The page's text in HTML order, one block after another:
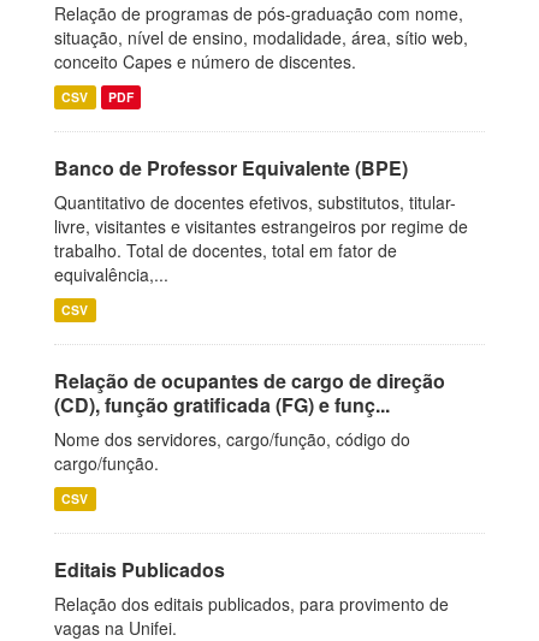
Relação de programas de pós-graduação com nome,
situação, nível de ensino, modalidade, área, sítio web,
conceito Capes e número de discentes.
CSV PDF
Banco de Professor Equivalente (BPE)
Quantitativo de docentes efetivos, substitutos, titular-
livre, visitantes e visitantes estrangeiros por regime de
trabalho. Total de docentes, total em fator de
equivalência,...
CSV
Relação de ocupantes de cargo de direção
(CD), função gratificada (FG) e funç...
Nome dos servidores, cargo/função, código do
cargo/função.
CSV
Editais Publicados
Relação dos editais publicados, para provimento de
vagas na Unifei.